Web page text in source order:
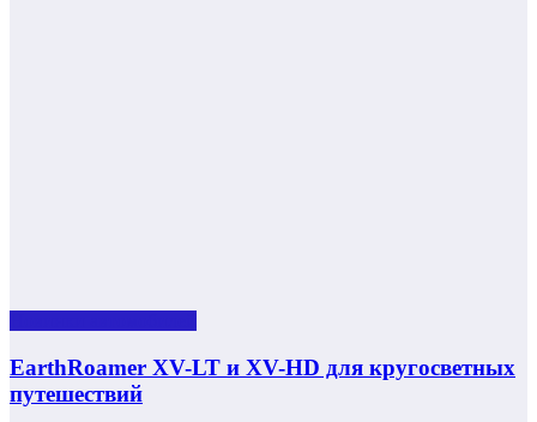
EarthRoamer XV-LT и XV-HD для кругосветных
путешествий